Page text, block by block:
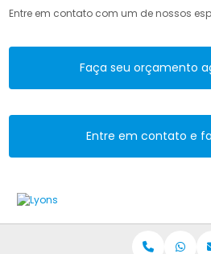
Entre em contato com um de nossos
Faça seu orçamento
Entre em contato e